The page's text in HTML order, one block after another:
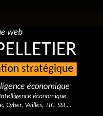
web
stratégique
économique
économique,
Cyber, Veilles, TIC, SSI …